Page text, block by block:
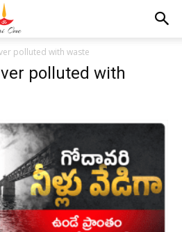
polluted with waste
polluted with